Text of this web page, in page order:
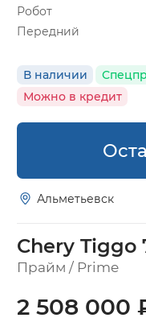
Робот
Передний
В наличии
Можно в кредит
Альметьевск
Chery Tiggo
Прайм / Prime
2 508 000